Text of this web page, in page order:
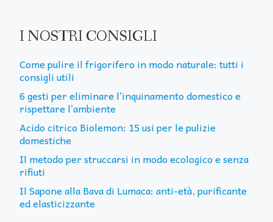
I NOSTRI CONSIGLI
Come pulire il frigorifero in modo naturale: tutti i
consigli utili
6 gesti per eliminare l’inquinamento domestico e
rispettare l’ambiente
Acido citrico Biolemon: 15 usi per le pulizie
domestiche
Il metodo per struccarsi in modo ecologico e senza
rifiuti
Il Sapone alla Bava di Lumaca: anti-età, purificante
ed elasticizzante